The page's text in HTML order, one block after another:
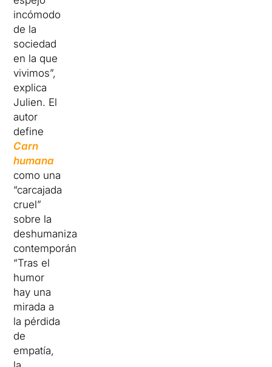
incómodo
de la
sociedad
en la que
vivimos”,
explica
Julien. El
autor
define
Carn
humana
como una
“carcajada
cruel”
sobre la
deshumanización
contemporánea:
“Tras el
humor
hay una
mirada a
la pérdida
de
empatía,